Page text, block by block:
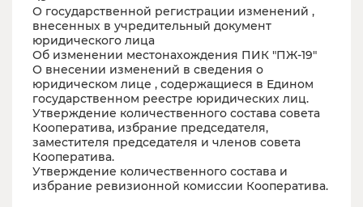
О государственной регистрации изменений ,
внесенных в учредительный документ
юридического лица
Об изменении местонахождения ПИК "ПЖ-19"
О внесении изменений в сведения о
юридическом лице , содержащиеся в Едином
государственном реестре юридических лиц.
Утверждение количественного состава совета
Кооператива, избрание председателя,
заместителя председателя и членов совета
Кооператива.
Утверждение количественного состава и
избрание ревизионной комиссии Кооператива.